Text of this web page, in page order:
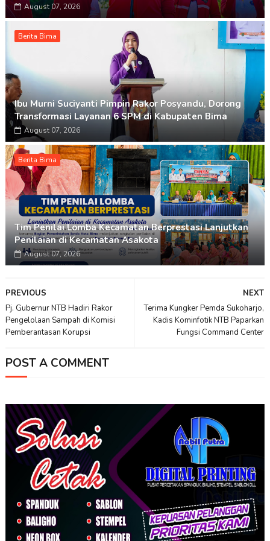
August 07, 2026
Berita Bima
Ibu Murni Suciyanti Pimpin Rakor Posyandu, Dorong
Transformasi Layanan 6 SPM di Kabupaten Bima
August 07, 2026
Berita Bima
Tim Penilai Lomba Kecamatan Berprestasi Lanjutkan
Penilaian di Kecamatan Asakota
August 07, 2026
NEXT
Terima Kungker Pemda Sukoharjo,
Kadis Kominfotik NTB Paparkan
Fungsi Command Center
PREVIOUS
Pj. Gubernur NTB Hadiri Rakor
Pengelolaan Sampah di Komisi
Pemberantasan Korupsi
POST A COMMENT